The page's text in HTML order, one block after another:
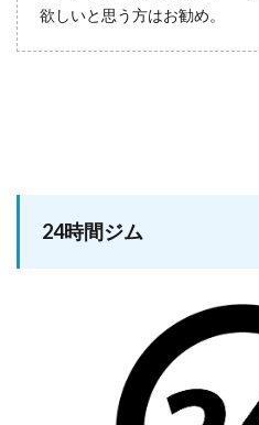
欲しいと思う方はお勧め。
24時間ジム